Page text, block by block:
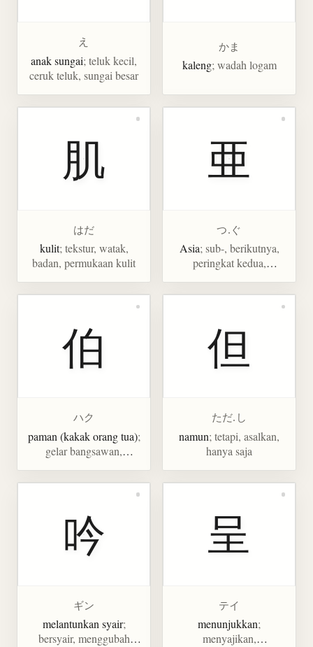
え
anak sungai; teluk kecil,
ceruk teluk, sungai besar
かま
kaleng; wadah logam
肌
はだ
kulit; tekstur, watak,
badan, permukaan kulit
亜
つ.ぐ
Asia; sub-, berikutnya,
peringkat kedua,
伯
ハク
paman (kakak orang tua);
gelar bangsawan,
但
ただ.し
namun; tetapi, asalkan,
hanya saja
吟
ギン
melantunkan syair;
bersyair, menggubah
呈
テイ
menunjukkan;
menyajikan,